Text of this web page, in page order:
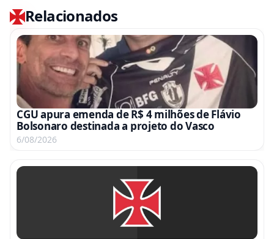
Relacionados
CGU apura emenda de R$ 4 milhões de Flávio
Bolsonaro destinada a projeto do Vasco
6/08/2026